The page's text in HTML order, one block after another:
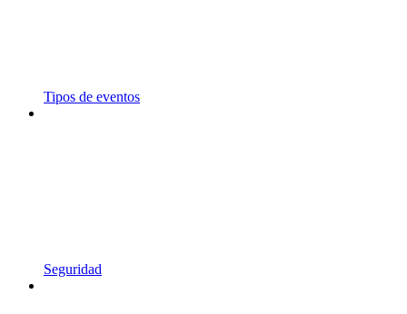
Tipos de eventos
Seguridad